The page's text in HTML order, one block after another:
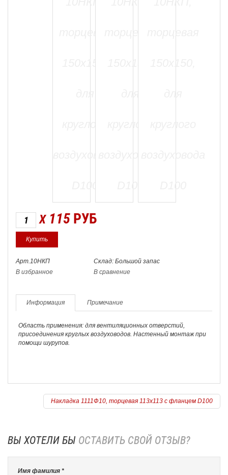
X 115 РУБ
Арт.10НКП
Склад: Большой запас
В избранное
В сравнение
Информация Примечание
Область применения: для вентиляционных отверстий,
присоединения круглых воздуховодов. Настенный монтаж при
помощи шурупов.
Накладка 1111Ф10, торцевая 113х113 с фланцем D100
ВЫ ХОТЕЛИ БЫ ОСТАВИТЬ СВОЙ ОТЗЫВ?
Имя фамилия *